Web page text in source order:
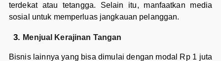
terdekat atau tetangga. Selain itu, manfaatkan media
sosial untuk memperluas jangkauan pelanggan.
Menjual Kerajinan Tangan
Bisnis lainnya yang bisa dimulai dengan modal Rp 1 juta